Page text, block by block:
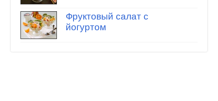
Фруктовый салат с
йогуртом